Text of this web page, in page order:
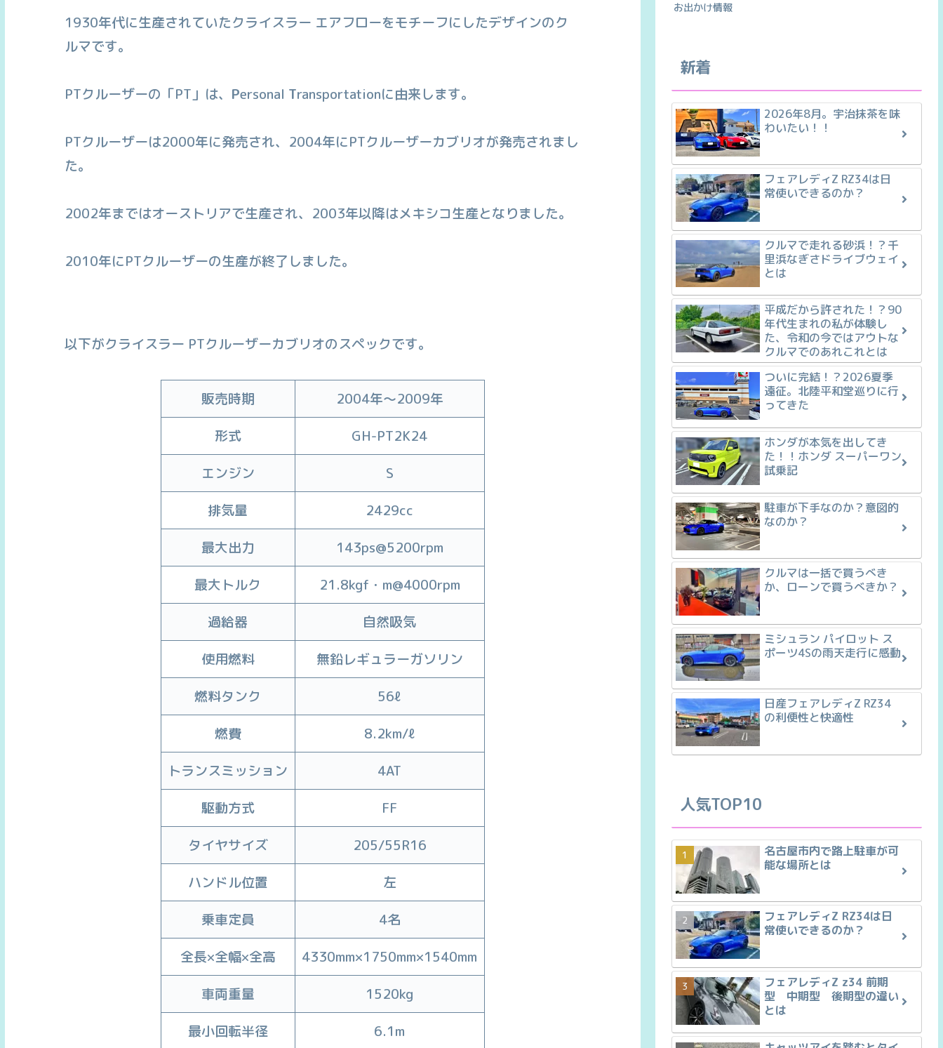
1930年代に生産されていたクライスラー エアフローをモチーフにしたデザインのク
ルマです。
PTクルーザーの「PT」は、 Personal Transportationに由来します。
PTクルーザーは2000年に発売され、2004年にPTクルーザーカブリオが発売されまし
た。
2002年まではオーストリアで生産され、2003年以降はメキシコ生産となりました。
2010年にPTクルーザーの生産が終了しました。
以下がクライスラー PTクルーザーカブリオのスペックです。
販売時期 2004年〜2009年
形式 GH-PT2K24
エンジン S
排気量 2429cc
最大出力 143ps@5200rpm
最大トルク 21.8kgf・m@4000rpm
過給器 自然吸気
使用燃料 無鉛レギュラーガソリン
燃料タンク 56ℓ
燃費 8.2km/ℓ
トランスミッション 4AT
駆動方式 FF
タイヤサイズ 205/55R16
ハンドル位置 左
乗車定員 4名
全長×全幅×全高 4330mm×1750mm×1540mm
車両重量 1520kg
最小回転半径 6.1m
お出かけ情報
新着
2026年8月。宇治抹茶を味
わいたい！！
フェアレディZ RZ34は日
常使いできるのか？
クルマで走れる砂浜！？千
里浜なぎさドライブウェイ
とは
平成だから許された！？90
年代生まれの私が体験し
た、令和の今ではアウトな
クルマでのあれこれとは
ついに完結！？2026夏季
遠征。北陸平和堂巡りに行
ってきた
ホンダが本気を出してき
た！！ホンダ スーパーワン
試乗記
駐車が下手なのか？意図的
なのか？
クルマは一括で買うべき
か、ローンで買うべきか？
ミシュラン パイロット ス
ポーツ4Sの雨天走行に感動
日産フェアレディZ RZ34
の利便性と快適性
人気TOP10
名古屋市内で路上駐車が可
能な場所とは
フェアレディZ RZ34は日
常使いできるのか？
フェアレディZ z34 前期
型 中期型 後期型の違い
とは